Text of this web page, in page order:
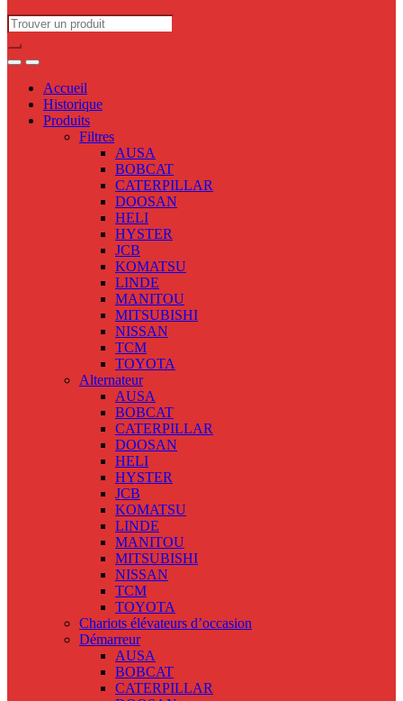
Search
for:
Accueil
Historique
Produits
Filtres
AUSA
BOBCAT
CATERPILLAR
DOOSAN
HELI
HYSTER
JCB
KOMATSU
LINDE
MANITOU
MITSUBISHI
NISSAN
TCM
TOYOTA
Alternateur
AUSA
BOBCAT
CATERPILLAR
DOOSAN
HELI
HYSTER
JCB
KOMATSU
LINDE
MANITOU
MITSUBISHI
NISSAN
TCM
TOYOTA
Chariots élévateurs d’occasion
Démarreur
AUSA
BOBCAT
CATERPILLAR